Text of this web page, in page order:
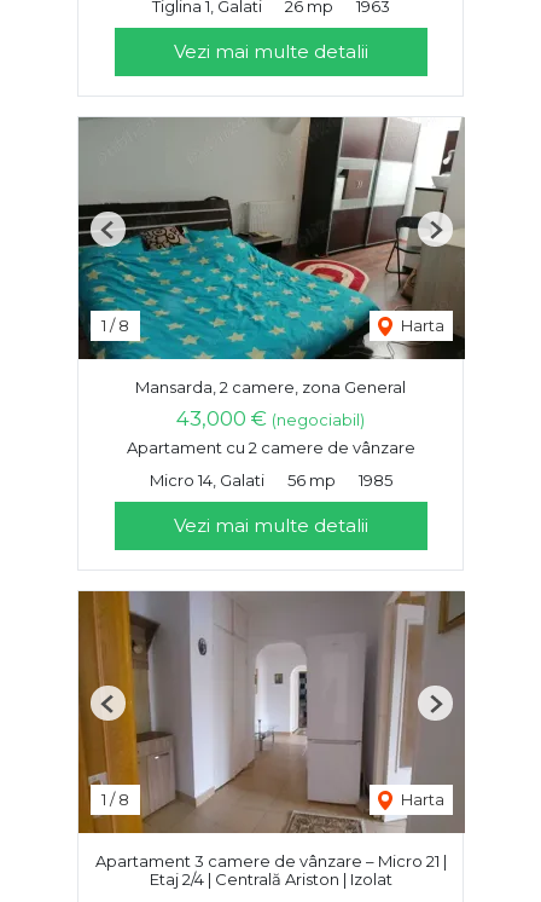
Tiglina 1, Galati
26 mp 1963
Vezi mai multe detalii
1 /8 Harta
Previous Next
Mansarda, 2 camere, zona General
43,000 € (negociabil)
Apartament cu 2 camere de vânzare
Micro 14, Galati
56 mp 1985
Vezi mai multe detalii
1 /8 Harta
Previous Next
Apartament 3 camere de vânzare – Micro 21 |
Etaj 2/4 | Centrală Ariston | Izolat